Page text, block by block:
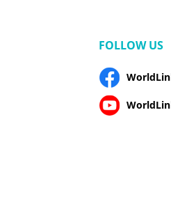
FOLLOW US